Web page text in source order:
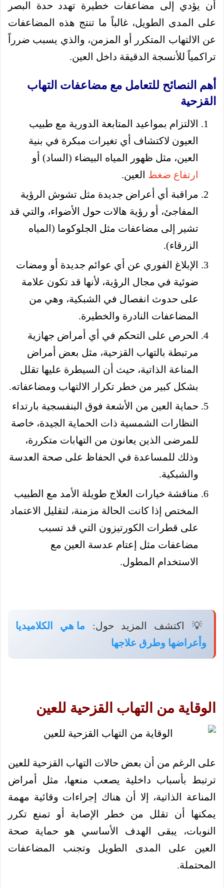
أن يؤدي إلى مضاعفات خطيرة تهدد حدة البصر
على المدى الطويل، غالباً ما تنتج هذه المضاعفات
عن الالتهاب المتكرر أو المزمن، والذي يسبب ضرراً
تراكمياً للأنسجة الدقيقة داخل العين.
أهم النصائح للتعامل مع مضاعفات التهاب
القزحية
الالتزام بمواعيد المتابعة الدورية مع طبيب
العيون لاكتشاف أي تغيرات مبكرة في بنية
العين، مثل ظهور المياه البيضاء (الساد) أو
ارتفاع ضغط العين.
مراقبة أي أعراض جديدة مثل تشوش الرؤية
المفاجئ، أو رؤية هالات حول الأضواء، والتي قد
تشير إلى مضاعفات مثل الجلوكوما (المياه
الزرقاء).
الإبلاغ الفوري عن أي عوائم جديدة أو ومضات
ضوئية في مجال الرؤية، لأنها قد تكون علامة
على حدوث انفصال في الشبكية، وهي من
المضاعفات النادرة والخطيرة.
الحرص على التحكم في أي أمراض جهازية
مرتبطة بالتهاب القزحية، مثل بعض أمراض
المناعة الذاتية، حيث أن السيطرة عليها تقلل
بشكل كبير من خطر تكرار الالتهاب ومضاعفاته.
حماية العين من الأشعة فوق البنفسجية بارتداء
النظارات الشمسية ذات الحماية الجيدة، خاصة
للمرضى الذين يعانون من التهابات متكررة،
وذلك للمساعدة في الحفاظ على صحة العدسة
والشبكية.
مناقشة خيارات العلاج طويلة الأمد مع الطبيب
المختص إذا كانت الحالة مزمنة، لتقليل الاعتماد
على قطرات الكورتيزون التي قد تسبب
مضاعفات مثل إعتام عدسة العين مع
الاستخدام المطول.
💡 اكتشف المزيد حول: ما هي الكلاميديا
وأعراضها وطرق علاجها
الوقاية من التهاب القزحية للعين
على الرغم من أن بعض حالات التهاب القزحية للعين
ترتبط بأسباب داخلية يصعب منعها، مثل أمراض
المناعة الذاتية، إلا أن هناك إجراءات وقائية مهمة
يمكنها أن تقلل من خطر الإصابة أو تمنع تكرر
النوبات، يبقى الهدف الأساسي هو حماية صحة
العين على المدى الطويل وتجنب المضاعفات
المحتملة.